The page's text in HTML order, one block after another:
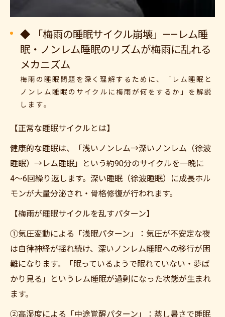
◆ 「梅雨の睡眠サイクル崩壊」——レム睡
眠・ノンレム睡眠のリズムが梅雨に乱れる
メカニズム
梅雨の睡眠問題を深く理解するために、「レム睡眠と
ノンレム睡眠のサイクルに梅雨が何をするか」を解説
します。
【正常な睡眠サイクルとは】
健康的な睡眠は、「浅いノンレム→深いノンレム（徐波
睡眠）→レム睡眠」という約90分のサイクルを一晩に
4〜6回繰り返します。深い睡眠（徐波睡眠）に成長ホル
モンが大量分泌され・骨格修復が行われます。
【梅雨が睡眠サイクルを乱すパターン】
①気圧変動による「浅眠パターン」：気圧が不安定な夜
は自律神経が揺れ続け、深いノンレム睡眠への移行が困
難になります。「眠っているようで眠れていない・夢ば
かり見る」というレム睡眠が過剰になった状態が生まれ
ます。
②高湿度による「中途覚醒パターン」：蒸し暑さで睡眠